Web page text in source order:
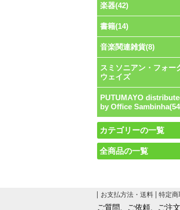
楽器(42)
書籍(14)
音楽関連雑貨(8)
スミソニアン・フォー
ウェイズ
PUTUMAYO
by Office
カテゴリーの一覧
全商品の一覧
お支払方法・送料 特定商
ご質問、ご依頼、ご注